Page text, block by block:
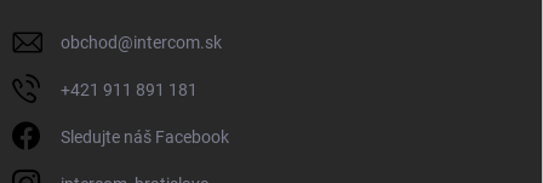
obchod@intercom.sk
+421 911 891 181
Sledujte náš Facebook